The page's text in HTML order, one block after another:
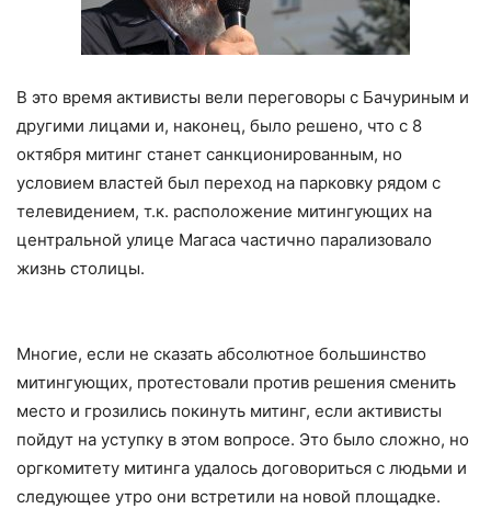
В это время активисты вели переговоры с Бачуриным и
другими лицами и, наконец, было решено, что с 8
октября митинг станет санкционированным, но
условием властей был переход на парковку рядом с
телевидением, т.к. расположение митингующих на
центральной улице Магаса частично парализовало
жизнь столицы.
Многие, если не сказать абсолютное большинство
митингующих, протестовали против решения сменить
место и грозились покинуть митинг, если активисты
пойдут на уступку в этом вопросе. Это было сложно, но
оргкомитету митинга удалось договориться с людьми и
следующее утро они встретили на новой площадке.